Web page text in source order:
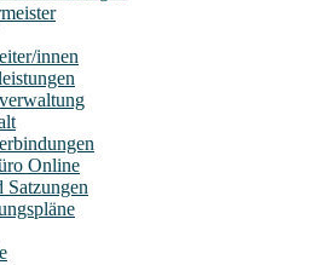
innen
Online
Satzungen